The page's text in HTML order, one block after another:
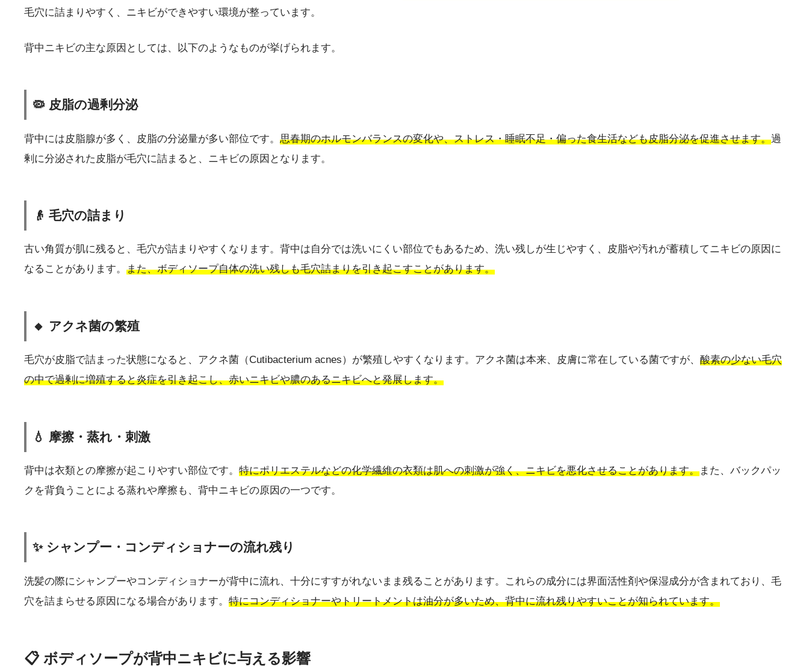
毛穴に詰まりやすく、ニキビができやすい環境が整っています。
背中ニキビの主な原因としては、以下のようなものが挙げられます。
🦠 皮脂の過剰分泌
背中には皮脂腺が多く、皮脂の分泌量が多い部位です。 思春期のホルモンバランスの変化や、ストレス・睡眠不足・偏った食生活なども皮脂分泌を促進させます。過
剰に分泌された皮脂が毛穴に詰まると、ニキビの原因となります。
👴 毛穴の詰まり
古い角質が肌に残ると、毛穴が詰まりやすくなります。背中は自分では洗いにくい部位でもあるため、洗い残しが生じやすく、皮脂や汚れが蓄積してニキビの原因に
なることがあります。 また、ボディソープ自体の洗い残しも毛穴詰まりを引き起こすことがあります。
🔸 アクネ菌の繁殖
毛穴が皮脂で詰まった状態になると、アクネ菌（Cutibacterium acnes）が繁殖しやすくなります。アクネ菌は本来、皮膚に常在している菌ですが、 酸素の少ない毛穴
の中で過剰に増殖すると炎症を引き起こし、赤いニキビや膿のあるニキビへと発展します。
💧 摩擦・蒸れ・刺激
背中は衣類との摩擦が起こりやすい部位です。 特にポリエステルなどの化学繊維の衣類は肌への刺激が強く、ニキビを悪化させることがあります。また、バックパッ
クを背負うことによる蒸れや摩擦も、背中ニキビの原因の一つです。
✨ シャンプー・コンディショナーの流れ残り
洗髪の際にシャンプーやコンディショナーが背中に流れ、十分にすすがれないまま残ることがあります。これらの成分には界面活性剤や保湿成分が含まれており、毛
穴を詰まらせる原因になる場合があります。 特にコンディショナーやトリートメントは油分が多いため、背中に流れ残りやすいことが知られています。
📋 ボディソープが背中ニキビに与える影響